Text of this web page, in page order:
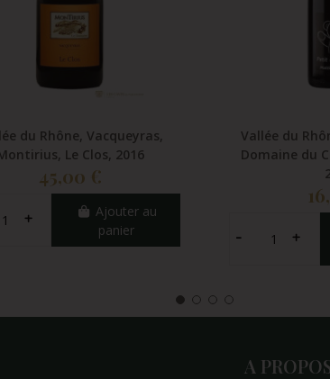
du Rhône, Vacqueyras,
Le Clos, 2016
45,00 €
Ajouter au
panier
Vallée du
Domaine du
A